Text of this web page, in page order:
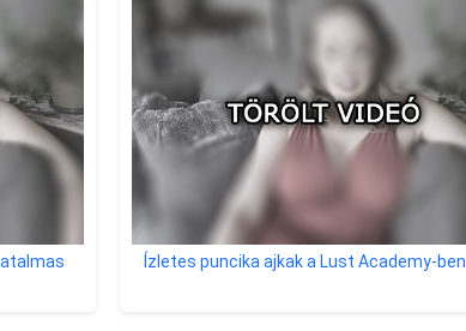
Ízletes puncika ajkak a Lust Academy-ben